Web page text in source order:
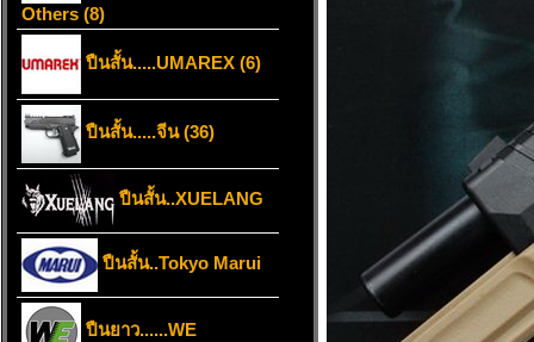
Others (8)
ปืนสั้น.....UMAREX (6)
ปืนสั้น.....จีน (36)
ปืนสั้น..XUELANG
ปืนสั้น..Tokyo Marui
ปืนยาว......WE